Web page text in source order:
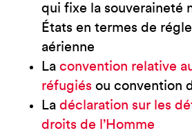
qui fixe la souveraineté
États en termes de
aérienne
La convention relative
réfugiés ou convention
La déclaration sur les
droits de l’Homme